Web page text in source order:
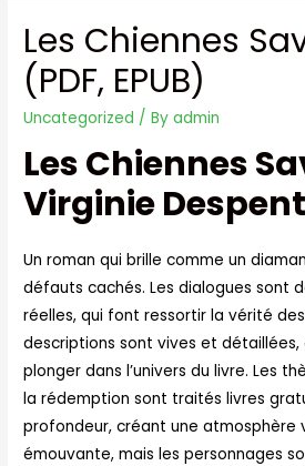
Les Chiennes
(PDF, EPUB)
Uncategorized / Byadmin
Les Chiennes
Virginie
Un roman qui brille comme un
défauts cachés. Les dialogues sont
réelles, qui font ressortir la vérité
descriptions sont vives et
plonger dans l’univers du livre. Les
la rédemption sont traités livres
profondeur, créant une atmosphère
émouvante, mais les personnages